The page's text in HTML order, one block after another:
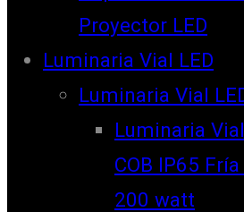
Proyector LED
Luminaria Vial LED
Luminaria Vial
Luminaria
COB IP65
200 watt